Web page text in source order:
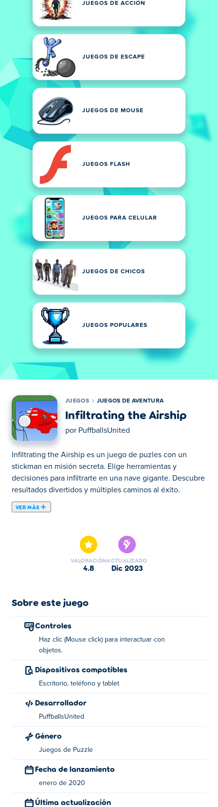
JUEGOS DE ACCIÓN
JUEGOS DE ESCAPE
JUEGOS DE MOUSE
JUEGOS FLASH
JUEGOS PARA CELULAR
JUEGOS DE CHICOS
JUEGOS POPULARES
JUEGOS JUEGOS DE AVENTURA
Infiltrating the Airship
por PuffballsUnited
Infiltrating the Airship es un juego de puzles con un
stickman en misión secreta. Elige herramientas y
decisiones para infiltrarte en una nave gigante. Descubre
resultados divertidos y múltiples caminos al éxito.
VER MÁS
una misión mortal en el cielo! Infiltrarse en el dirigible te
desafía a tomar decisiones arriesgadas en situaciones de
vida o muerte. Comenzarás eligiendo el auricular, la bala
descubierto todos los finales posibles? Puedes encontrar
gratis en línea ahora.
Cómo jugar:
Utilice el botón izquierdo del ratón para interactuar con
los objetos.
Sobre el creador:
Infiltrarse en el dirigible fue creado por Puffballs United.
Poki:
the Diamondy Fleeing the Complex
VALORACIÓN
4.8
ACTUALIZADO
dic 2023
Sobre este juego
Controles
Haz clic (Mouse click) para interactuar con
objetos.
Dispositivos compatibles
Escritorio, teléfono y tablet
Desarrollador
PuffballsUnited
Género
Juegos de Puzzle
Fecha de lanzamiento
enero de 2020
Última actualización